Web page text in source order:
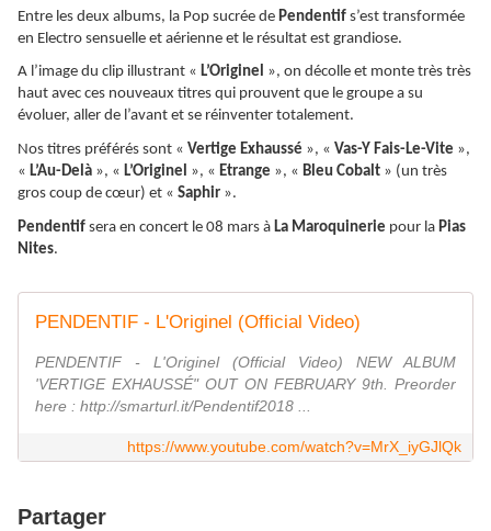
Entre les deux albums, la Pop sucrée de Pendentif s’est transformée
en Electro sensuelle et aérienne et le résultat est grandiose.
A l’image du clip illustrant « L’Originel », on décolle et monte très très
haut avec ces nouveaux titres qui prouvent que le groupe a su
évoluer, aller de l’avant et se réinventer totalement.
Nos titres préférés sont « Vertige Exhaussé », « Vas-Y Fais-Le-Vite »,
« L’Au-Delà », « L’Originel », « Etrange », « Bleu Cobalt » (un très
gros coup de cœur) et « Saphir ».
Pendentif sera en concert le 08 mars à La Maroquinerie pour la Pias
Nites.
PENDENTIF - L'Originel (Official Video)
PENDENTIF - L'Originel (Official Video) NEW ALBUM
'VERTIGE EXHAUSSÉ" OUT ON FEBRUARY 9th. Preorder
here : http://smarturl.it/Pendentif2018 ...
https://www.youtube.com/watch?v=MrX_iyGJlQk
Partager